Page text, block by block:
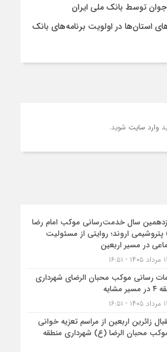
توسط بانک ملی ایران
استان‌ها در اولویت برنامه‌های بانک
وارد سایت شوید.
سال خدمت‌رسانی موکب امام رضا
اروند؛ روایتی از مسئولیت
در مسیر اربعین
رسانی موکب محبان الرضای شهرداری
مشایه
زائرین اربعین از مراسم تعزیه خوانی
محبان الرضا (ع) شهرداری منطقه